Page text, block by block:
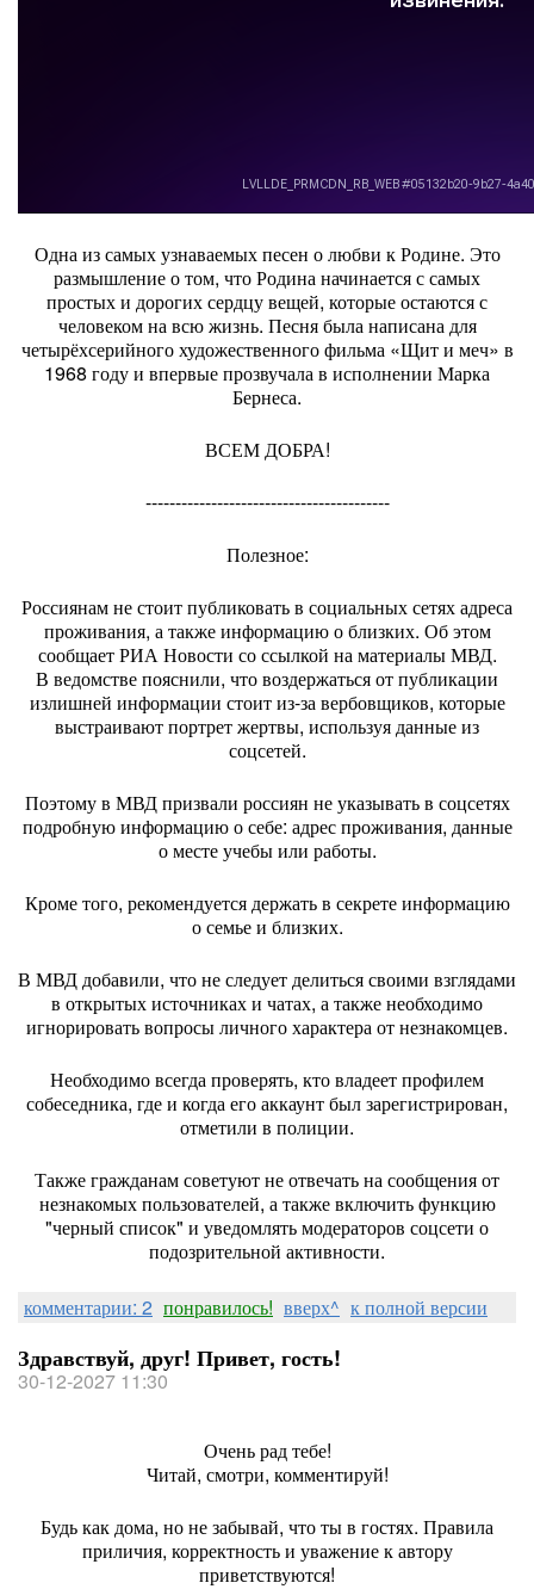
Одна из самых узнаваемых песен о любви к Родине. Это
размышление о том, что Родина начинается с самых
простых и дорогих сердцу вещей, которые остаются с
человеком на всю жизнь. Песня была написана для
четырёхсерийного художественного фильма «Щит и меч» в
1968 году и впервые прозвучала в исполнении Марка
Бернеса.
ВСЕМ ДОБРА!
-----------------------------------------
Полезное:
Россиянам не стоит публиковать в социальных сетях адреса
проживания, а также информацию о близких. Об этом
сообщает РИА Новости со ссылкой на материалы МВД.
В ведомстве пояснили, что воздержаться от публикации
излишней информации стоит из-за вербовщиков, которые
выстраивают портрет жертвы, используя данные из
соцсетей.
Поэтому в МВД призвали россиян не указывать в соцсетях
подробную информацию о себе: адрес проживания, данные
о месте учебы или работы.
Кроме того, рекомендуется держать в секрете информацию
о семье и близких.
В МВД добавили, что не следует делиться своими взглядами
в открытых источниках и чатах, а также необходимо
игнорировать вопросы личного характера от незнакомцев.
Необходимо всегда проверять, кто владеет профилем
собеседника, где и когда его аккаунт был зарегистрирован,
отметили в полиции.
Также гражданам советуют не отвечать на сообщения от
незнакомых пользователей, а также включить функцию
"черный список" и уведомлять модераторов соцсети о
подозрительной активности.
комментарии: 2 понравилось! вверх^ к полной версии
Здравствуй, друг! Привет, гость!
30-12-2027 11:30
Очень рад тебе!
Читай, смотри, комментируй!
Будь как дома, но не забывай, что ты в гостях. Правила
приличия, корректность и уважение к автору
приветствуются!